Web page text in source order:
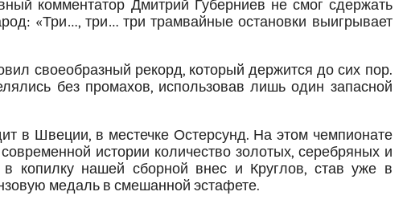
комментатор Дмитрий Губерниев не смог сдержать
«Три…, три… три трамвайные остановки выигрывает
своеобразный рекорд, который держится до сих пор.
без промахов, использовав лишь один запасной
в Швеции, в местечке Остерсунд. На этом чемпионате
истории количество золотых, серебряных и
копилку нашей сборной внес и Круглов, став уже в
медаль в смешанной эстафете.